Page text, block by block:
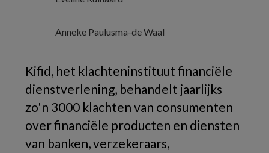
Anneke Paulusma-de Waal
Kifid, het klachteninstituut financiële
dienstverlening, behandelt jaarlijks
zo'n 3000 klachten van consumenten
over financiële producten en diensten
van banken, verzekeraars,